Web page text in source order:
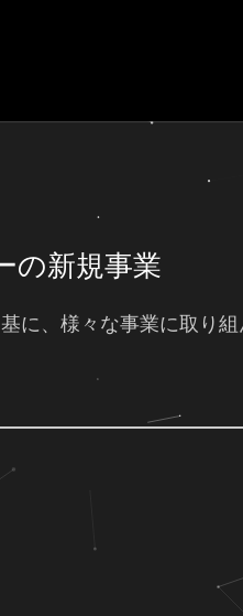
の新規事業
に、様々な事業に取り組